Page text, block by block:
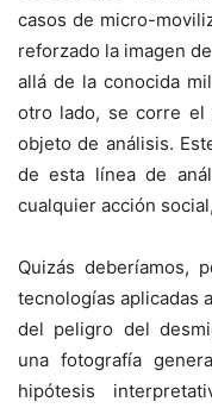
casos de micro-
reforzado la imagen
allá de la conocida
otro lado, se corre el
objeto de análisis.
de esta línea de
cualquier acción
Quizás deberíamos,
tecnologías aplicadas
del peligro del
una fotografía
hipótesis